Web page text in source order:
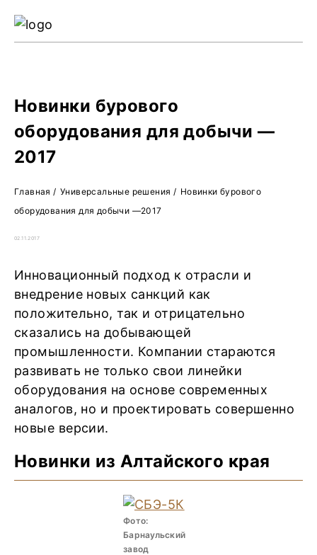
Новинки бурового
оборудования для добычи —
2017
Главная / Универсальные решения / Новинки бурового
оборудования для добычи —2017
02.11.2017
Инновационный подход к отрасли и
внедрение новых санкций как
положительно, так и отрицательно
сказались на добывающей
промышленности. Компании стараются
развивать не только свои линейки
оборудования на основе современных
аналогов, но и проектировать совершенно
новые версии.
Новинки из Алтайского края
Фото:
Барнаульский
завод